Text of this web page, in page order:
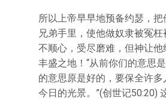
所以上帝早早地预备约瑟，
兄弟手里，使他做奴隶被冤
不顺心，受尽磨难，但神让他
丰盛之地！“从前你们的意思
的意思原是好的，要保全许
今日的光景。”(创世记50:20)